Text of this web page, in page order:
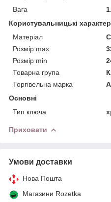
Вага
Користувальницькі
Матеріал
Розмір max
Розмір min
Товарна група
Торгівельна марка
Основні
Тип ключа
Приховати
Умови доставки
Нова Пошта
Магазини Rozetka